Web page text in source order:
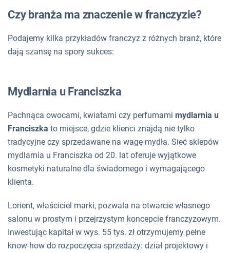
Czy branża ma znaczenie w franczyzie?
Podajemy kilka przykładów franczyz z różnych branż, które
dają szansę na spory sukces:
Mydlarnia u Franciszka
Pachnąca owocami, kwiatami czy perfumami mydlarnia u
Franciszka to miejsce, gdzie klienci znajdą nie tylko
tradycyjne czy sprzedawane na wagę mydła. Sieć sklepów
mydlarnia u Franciszka od 20. lat oferuje wyjątkowe
kosmetyki naturalne dla świadomego i wymagającego
klienta.
Lorient, właściciel marki, pozwala na otwarcie własnego
salonu w prostym i przejrzystym koncepcie franczyzowym.
Inwestując kapitał w wys. 55 tys. zł otrzymujemy pełne
know-how do rozpoczęcia sprzedaży: dział projektowy i